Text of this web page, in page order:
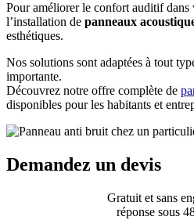
Pour améliorer le confort auditif dans
l’installation de panneaux
esthétiques.
Nos solutions sont adaptées à tout
importante.
Découvrez notre offre complète de
disponibles pour les habitants et
Demandez un devis
Gratuit et sans
réponse sous